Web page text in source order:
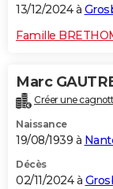
13/12/2024 à
Famille
Marc
Créer une
Naissance
19/08/1939 à
Décès
02/11/2024 à